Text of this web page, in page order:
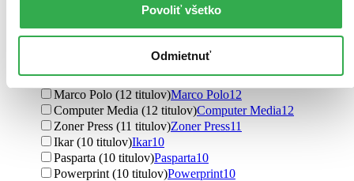
Povoliť všetko
Odmietnuť
Slovart (25 titulov)Slovart 25
Grada (17 titulov)Grada17
SUN14
Vernier (13 titulov)Vernier13
Marco Polo (12 titulov)Marco Polo12
Computer Media (12 titulov)Computer Media12
Zoner Press (11 titulov)Zoner Press11
Ikar (10 titulov)Ikar10
Pasparta (10 titulov)Pasparta10
Powerprint (10 titulov)Powerprint10